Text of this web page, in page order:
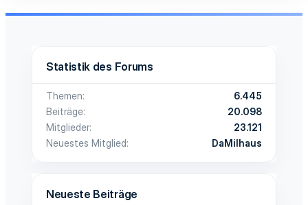
Statistik des Forums
Themen
6.445
Beiträge
20.098
Mitglieder
23.121
Neuestes Mitglied
DaMilhaus
Neueste Beiträge